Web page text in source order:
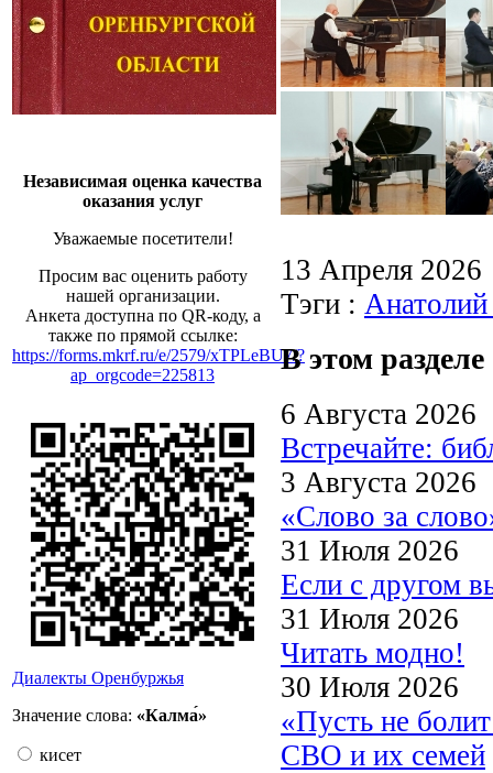
Независимая оценка качества
оказания услуг
Уважаемые посетители!
Просим вас оценить работу
нашей организации.
Анкета доступна по QR-коду, а
также по прямой ссылке:
https://forms.mkrf.ru/e/2579/xTPLeBU7/?
ap_orgcode=225813
Диалекты Оренбуржья
Значение слова: «Калма́»
кисет
13 Апреля
Тэги :
В этом разделе
6 Августа 2026
Встречайте:
3 Августа 2026
«Слово за
31 Июля 2026
Если с другом
31 Июля 2026
Читать модно!
30 Июля 2026
«Пусть не
СВО и их семей